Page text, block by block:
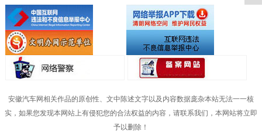
安徽汽车网相关作品的原创性、文中陈述文字以及内容数据庞杂本站无法一一核
实，如果您发现本网站上有侵犯您的合法权益的内容，请联系我们，本网站将立即
予以删除！